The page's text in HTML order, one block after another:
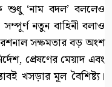
শুধু ‘নাম বদল’ বললেও
নতুন বাহিনী বলাও
সক্ষমতার বড় অংশ
প্রেষণের মেয়াদ এবং
খসড়ার মূল বৈশিষ্ট্য।